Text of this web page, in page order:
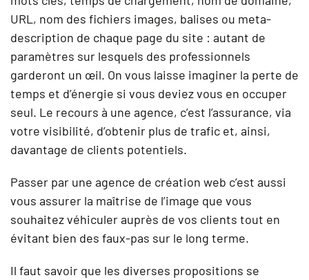
URL, nom des fichiers images, balises ou meta-
description de chaque page du site : autant de
paramètres sur lesquels des professionnels
garderont un œil. On vous laisse imaginer la perte de
temps et d’énergie si vous deviez vous en occuper
seul. Le recours à une agence, c’est l’assurance, via
votre visibilité, d’obtenir plus de trafic et, ainsi,
davantage de clients potentiels.
Passer par une agence de création web c’est aussi
vous assurer la maîtrise de l’image que vous
souhaitez véhiculer auprès de vos clients tout en
évitant bien des faux-pas sur le long terme.
Il faut savoir que les diverses propositions se